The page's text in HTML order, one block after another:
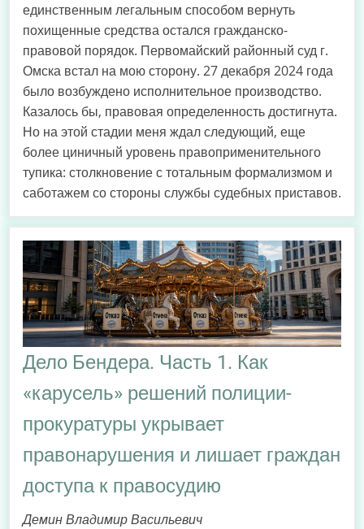
единственным легальным способом вернуть
похищенные средства остался гражданско-
правовой порядок. Первомайский районный суд г.
Омска встал на мою сторону. 27 декабря 2024 года
было возбуждено исполнительное производство.
Казалось бы, правовая определенность достигнута.
Но на этой стадии меня ждал следующий, еще
более циничный уровень правоприменительного
тупика: столкновение с тотальным формализмом и
саботажем со стороны службы судебных приставов.
Дело Бендера. Часть 1. Как
«карусель» решений полиции-
прокуратуры укрывает
правонарушения и лишает граждан
доступа к правосудию
Демин Владимир Васильевич